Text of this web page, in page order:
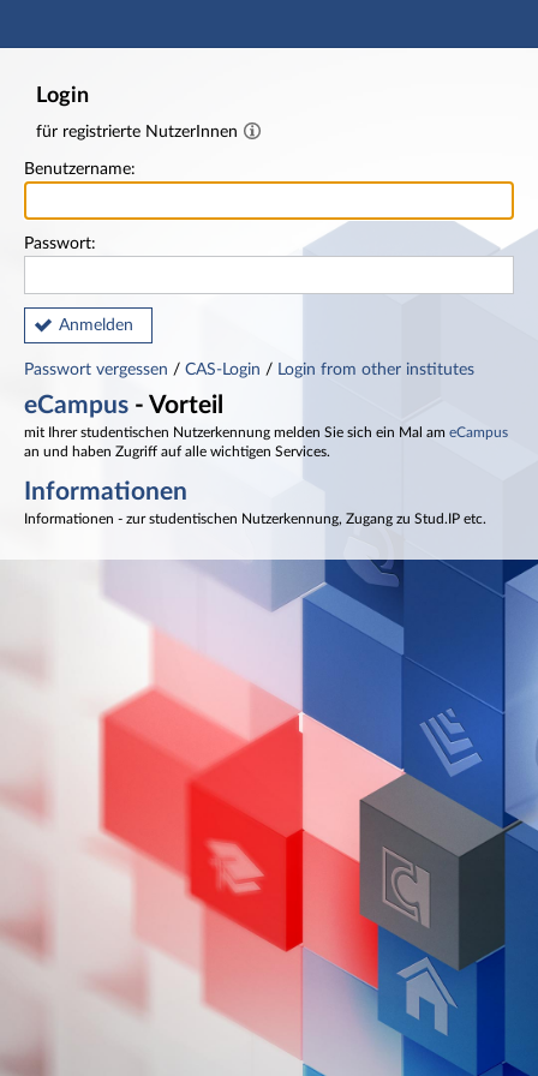
Hauptnavigation
Login
für registrierte NutzerInnen
Benutzername:
Passwort:
Anmelden
Passwort vergessen / CAS-Login / Login from other institutes
eCampus - Vorteil
mit Ihrer studentischen Nutzerkennung melden Sie sich ein Mal am eCampus
an und haben Zugriff auf alle wichtigen Services.
Informationen
Informationen - zur studentischen Nutzerkennung, Zugang zu Stud.IP etc.